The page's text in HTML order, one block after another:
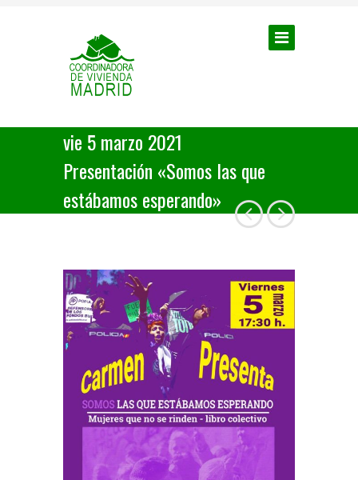
vie 5 marzo 2021
Presentación «Somos las que
estábamos esperando»